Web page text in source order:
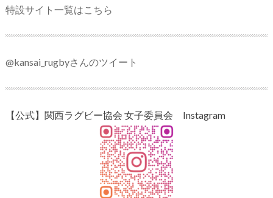
特設サイト一覧はこちら
@kansai_rugbyさんのツイート
【公式】関西ラグビー協会 女子委員会 Instagram